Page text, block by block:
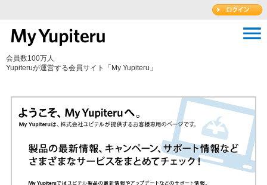
会員数100万人
Yupiteruが運営する会員サイト「My Yupiteru」